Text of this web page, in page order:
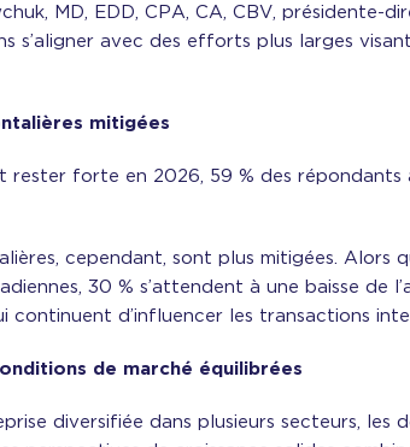
MD, EDD, CPA, CA, CBV, présidente-
s’aligner avec des efforts plus larges
mitigées
rester forte en 2026, 59 % des
cependant, sont plus mitigées. Alors
30 % s’attendent à une baisse de
continuent d’influencer les transactions
de marché équilibrées
diversifiée dans plusieurs secteurs, les